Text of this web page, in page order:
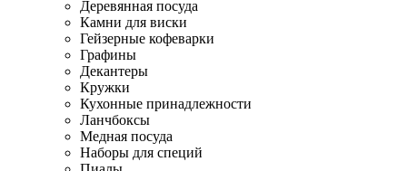
Деревянная посуда
Камни для виски
Гейзерные кофеварки
Графины
Декантеры
Кружки
Кухонные принадлежности
Ланчбоксы
Медная посуда
Наборы для специй